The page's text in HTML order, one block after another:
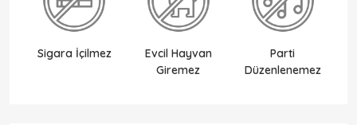
Sigara İçilmez
Evcil Hayvan
Giremez
Parti
Düzenlenemez